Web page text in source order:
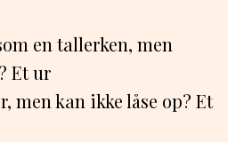
en tallerken, men
Et ur
men kan ikke låse op? Et